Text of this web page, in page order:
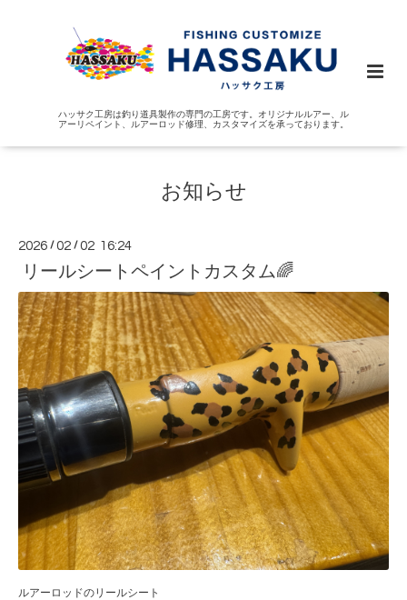
ハッサク工房は釣り道具製作の専門の工房です。オリジナルルアー、ル
アーリペイント、ルアーロッド修理、カスタマイズを承っております。
お知らせ
2026 /02 /02 16:24
リールシートペイントカスタム🌈
ルアーロッドのリールシート